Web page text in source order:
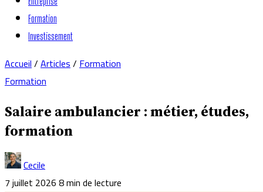
Formation
Investissement
Accueil/Articles/Formation
Formation
Salaire ambulancier : métier, études,
formation
Cecile
7 juillet 20268 min de lecture